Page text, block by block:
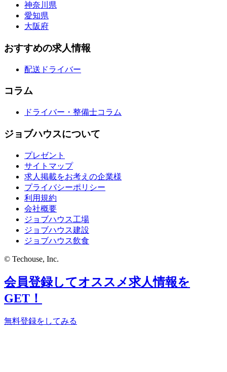
神奈川県
愛知県
大阪府
おすすめの求人情報
配送ドライバー
コラム
ドライバー・整備士コラム
ジョブハウスについて
プレゼント
サイトマップ
求人掲載をお考えの企業様
プライバシーポリシー
利用規約
会社概要
ジョブハウス工場
ジョブハウス建設
ジョブハウス飲食
© Techouse, Inc.
会員登録してオススメ求人情報を
GET！
無料登録をしてみる